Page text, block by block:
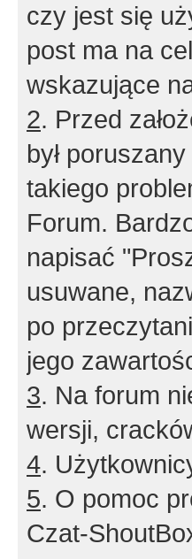
czy jest się
post ma na
wskazujące
2. Przed
był
takiego
Forum.
napisać
usuwane,
po
jego
3. Na forum
wersji,
4.
5. O pomoc
Czat-